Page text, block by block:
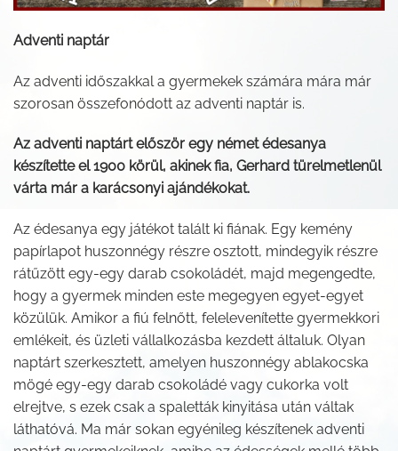
Adventi naptár
Az adventi időszakkal a gyermekek számára mára már
szorosan összefonódott az adventi naptár is.
Az adventi naptárt először egy német édesanya
készítette el 1900 körül, akinek fia, Gerhard türelmetlenül
várta már a karácsonyi ajándékokat.
Az édesanya egy játékot talált ki fiának. Egy kemény
papírlapot huszonnégy részre osztott, mindegyik részre
rátűzött egy-egy darab csokoládét, majd megengedte,
hogy a gyermek minden este megegyen egyet-egyet
közülük. Amikor a fiú felnőtt, felelevenítette gyermekkori
emlékeit, és üzleti vállalkozásba kezdett általuk. Olyan
naptárt szerkesztett, amelyen huszonnégy ablakocska
mögé egy-egy darab csokoládé vagy cukorka volt
elrejtve, s ezek csak a spaletták kinyitása után váltak
láthatóvá. Ma már sokan egyénileg készítenek adventi